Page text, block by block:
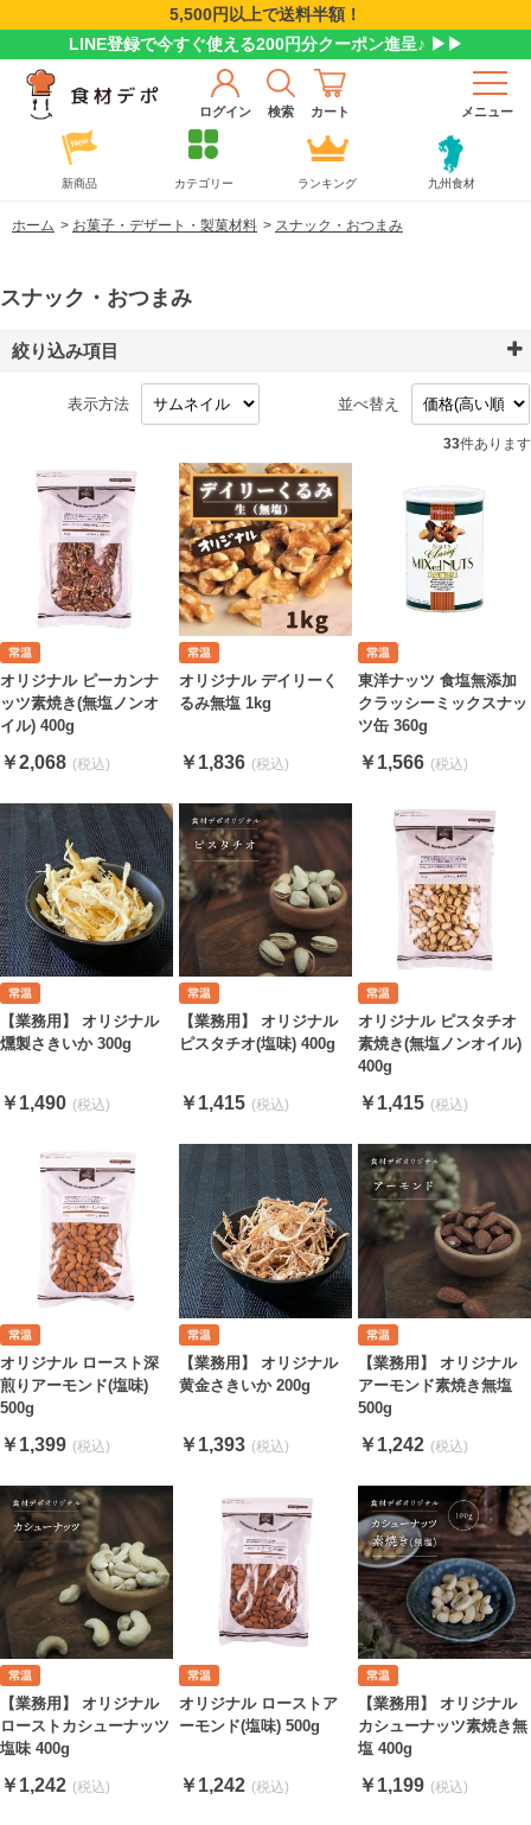
5,500円以上で送料半額！
LINE登録で今すぐ使える200円分クーポン進呈♪ ▶▶
ログイン 検索 カート メニュー
新商品 カテゴリー ランキング 九州食材
ホーム > お菓子・デザート・製菓材料 > スナック・おつまみ
スナック・おつまみ
絞り込み項目
表示方法 並べ替え
33件あります
オリジナル ピーカンナ
ッツ素焼き(無塩ノンオ
イル) 400g
￥2,068
オリジナル デイリーく
るみ無塩 1kg
￥1,836
東洋ナッツ 食塩無添加
クラッシーミックスナッ
ツ缶 360g
￥1,566
【業務用】 オリジナル
燻製さきいか 300g
￥1,490
【業務用】 オリジナル
ピスタチオ(塩味) 400g
￥1,415
オリジナル ピスタチオ
素焼き(無塩ノンオイル)
400g
￥1,415
オリジナル ロースト深
煎りアーモンド(塩味)
500g
￥1,399
【業務用】 オリジナル
黄金さきいか 200g
￥1,393
【業務用】 オリジナル
アーモンド素焼き無塩
500g
￥1,242
【業務用】 オリジナル
ローストカシューナッツ
塩味 400g
￥1,242
オリジナル ローストア
ーモンド(塩味) 500g
￥1,242
【業務用】 オリジナル
カシューナッツ素焼き無
塩 400g
￥1,199